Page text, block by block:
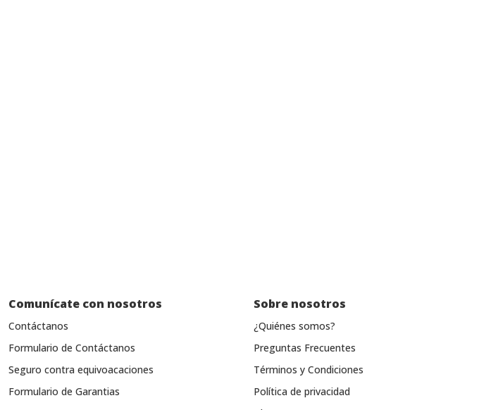
Comunícate con nosotros
Contáctanos
Formulario de Contáctanos
Seguro contra equivoacaciones
Formulario de Garantias
Sobre nosotros
¿Quiénes somos?
Preguntas Frecuentes
Términos y Condiciones
Política de privacidad